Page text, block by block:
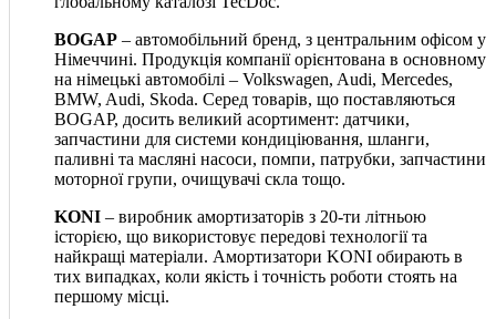
BOGAP – автомобільний бренд, з центральним офісом у
Німеччині. Продукція компанії орієнтована в основному
на німецькі автомобілі – Volkswagen, Audi, Mercedes,
BMW, Audi, Skoda. Серед товарів, що поставляються
BOGAP, досить великий асортимент: датчики,
запчастини для системи кондиціювання, шланги,
паливні та масляні насоси, помпи, патрубки, запчастини
моторної групи, очищувачі скла тощо.
KONI – виробник амортизаторів з 20-ти літньою
історією, що використовує передові технології та
найкращі матеріали. Амортизатори KONI обирають в
тих випадках, коли якість і точність роботи стоять на
першому місці.